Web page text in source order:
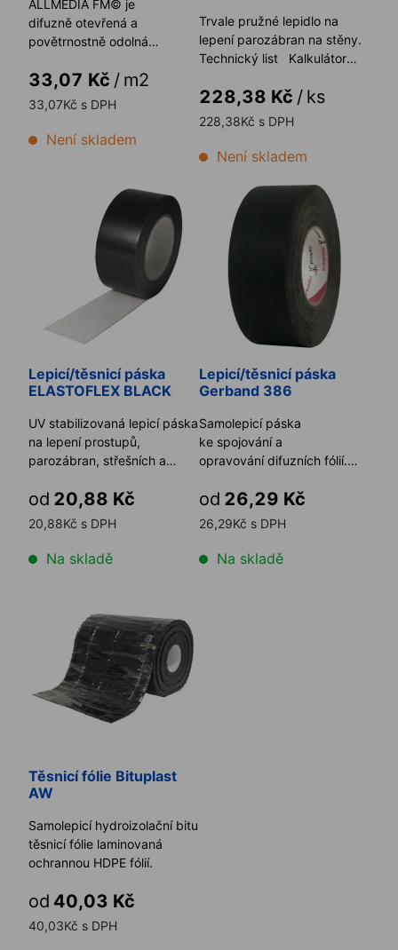
ALLMEDIA FM© je
difuzně otevřená a
povětrnostně odolná
33,07 Kč / m2
33,07Kč s DPH
Není skladem
Trvale pružné lepidlo na
lepení parozábran na stěny.
Technický list Kalkulátor
228,38 Kč / ks
228,38Kč s DPH
Není skladem
Lepicí/těsnicí páska ELASTOFLEX BLACK
Lepicí/těsnicí páska
ELASTOFLEX BLACK
UV stabilizovaná lepicí páska
na lepení prostupů,
parozábran, střešních a
od 20,88 Kč
20,88Kč s DPH
Na skladě
Lepicí/těsnicí páska
Lepicí/těsnicí páska
Gerband 386
Samolepicí páska
ke spojování a
opravování difuzních fólií.
ze speciálního flísu, k ...
od 26,29 Kč
26,29Kč s DPH
Na skladě
Těsnicí fólie Bituplast
AW
Samolepicí hydroizolační bitumenová
těsnicí fólie laminovaná
ochrannou HDPE fólií.
od 40,03 Kč
40,03Kč s DPH